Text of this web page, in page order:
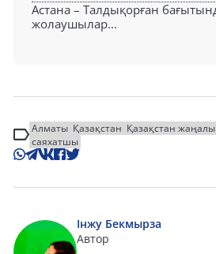
Астана – Талдықорған
жолаушылар...
Алматы Қазақстан Қазақстан
саяхатшы
Інжу Бекмырза
Автор